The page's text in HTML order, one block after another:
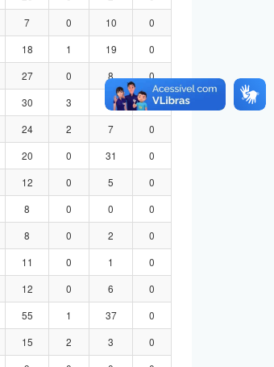
7 0 10
0
18 1 19
0
27 0 8
0
30 3 14
0
24 2 7
0
20 0 31
0
12 0 5
0
8 0 0
0
8 0 2
0
11 0 1
0
12 0 6
0
55 1 37
0
15 2 3
0